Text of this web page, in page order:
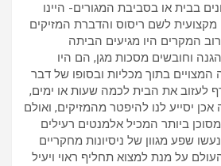
בבית או בסביבת המגורים- היינו
לשם ריסוס והדברת המזיקים
המקרים היו מגיעים הביתה
וחובשים מסכות מגן, הם היו
המצויים בתוך מכליות ובסופו של דבר
לעזוב את הבית לכמה שעות או ימים,
יסייע לנו להיפטר מהמזיקים, ואולם
ביותר המכיל אלמנטים רעילים
שפע מגוון של ניסיונות מחקריים
על מנת למצוא תחליף ראוי ויעיל